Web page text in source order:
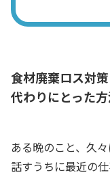
食材廃棄ロス対
代わりにとった
ある晩のこと、久
話すうちに最近の